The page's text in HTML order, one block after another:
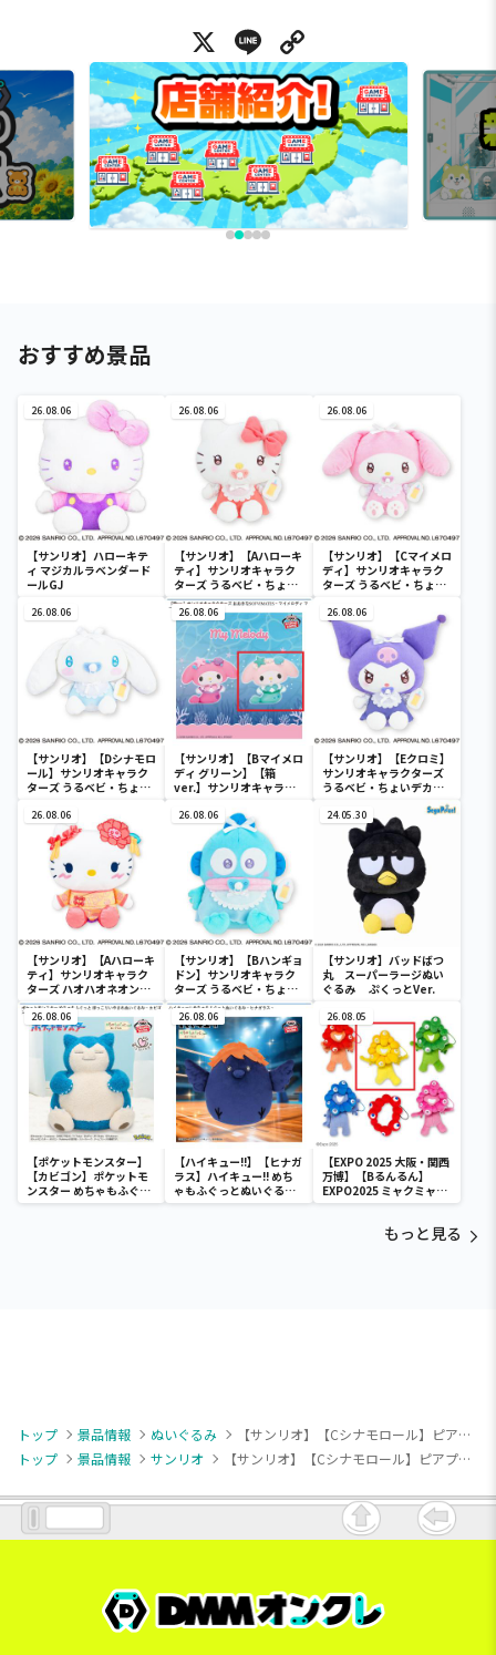
X Line
おすすめ景品
26.08.06
【サンリオ】ハローキテ
ィ マジカルラベンダード
ールGJ
26.08.06
【サンリオ】【Aハローキ
ティ】サンリオキャラク
ターズ うるベビ・ちょい
デカドール
26.08.06
【サンリオ】【Cマイメロ
ディ】サンリオキャラク
ターズ うるベビ・ちょい
26.08.06
【サンリオ】【Dシナモロ
ール】サンリオキャラク
ターズ うるベビ・ちょい
26.08.06
【サンリオ】【Bマイメロ
ディ グリーン】【箱
ver.】サンリオキャラク
SOFVIMATES～マイメロ
ディ マーメイドver. ～
26.08.06
【サンリオ】【Eクロミ】
サンリオキャラクターズ
うるベビ・ちょいデカド
26.08.06
【サンリオ】【Aハローキ
ティ】サンリオキャラク
ターズ ハオハオネオンタ
ウンドールBIGタイプ1
26.08.06
【サンリオ】【Bハンギョ
ドン】サンリオキャラク
ターズ うるベビ・ちょい
デカドール
24.05.30
【サンリオ】バッドばつ
丸 スーパーラージぬい
ぐるみ ぷくっとVer.
26.08.06
【ポケットモンスター】
【カビゴン】ポケットモ
ンスター めちゃもふぐっ
と ほっこりいやされぬい
26.08.06
【ハイキュー!!】【ヒナガ
ラス】ハイキュー!! めち
ゃもふぐっとぬいぐるみ
～ヒナガラス～
26.08.05
【EXPO 2025 大阪・関西
万博】【Bるんるん】
EXPO2025 ミャクミャク
カラフルゴム紐付きぬい
もっと見る
トップ 景品情報 ぬいぐるみ
【サンリオ】【Cシナモロール】ピアプロ×サンリオキャラクターズ ぬいぐるみVol.1（EX）
トップ
景品情報 サンリオ 【サンリオ】【Cシナモロール】ピアプロ×サンリオキャラクターズ ぬいぐるみVol.1（EX）